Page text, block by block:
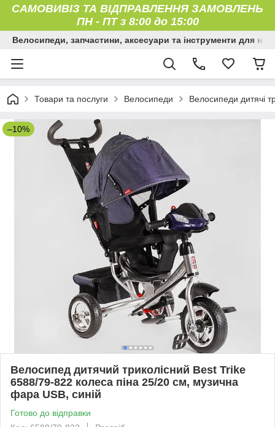
САМОВИВІЗ ТА ВІДПРАВЛЕННЯ ЗАМОВЛЕНЬ
ПН - ПТ з 8:00 до 15:00
Велосипеди, запчастини, аксесуари та інструменти для них
Товари та послуги Велосипеди Велосипеди дитячі
–10%
Велосипед дитячий триколісний Best Trike
6588/79-822 колеса піна 25/20 см, музична
фара USB, синій
Готово до відправки